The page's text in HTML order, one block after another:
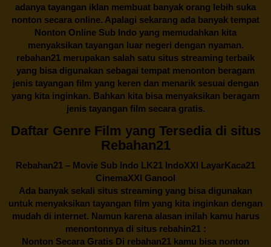
adanya tayangan iklan membuat banyak orang lebih suka
nonton secara online. Apalagi sekarang ada banyak tempat
Nonton Online Sub Indo yang memudahkan kita
menyaksikan tayangan luar negeri dengan nyaman.
rebahan21 merupakan salah satu situs streaming terbaik
yang bisa digunakan sebagai tempat menonton beragam
jenis tayangan film yang keren dan menarik sesuai dengan
yang kita inginkan. Bahkan kita bisa menyaksikan beragam
jenis tayangan film secara gratis.
Daftar Genre Film yang Tersedia di situs
Rebahan21
Rebahan21 – Movie Sub Indo LK21 IndoXXI LayarKaca21
CinemaXXI Ganool
Ada banyak sekali situs streaming yang bisa digunakan
untuk menyaksikan tayangan film yang kita inginkan dengan
mudah di internet. Namun karena alasan inilah kamu harus
menontonnya di situs rebahin21 :
Nonton Secara Gratis Di rebahan21 kamu bisa nonton